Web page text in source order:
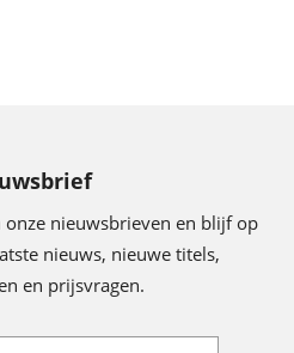
nieuwsbrieven en blijf op
nieuws, nieuwe titels,
en prijsvragen.